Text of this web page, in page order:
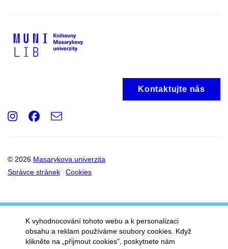
Kontaktujte nás
© 2026 Masarykova univerzita
Správce stránek
Cookies
Instagram
Facebook
e-
K vyhodnocování tohoto webu a k personalizaci
obsahu a reklam používáme soubory cookies. Když
klikněte na „přijmout cookies", poskytnete nám